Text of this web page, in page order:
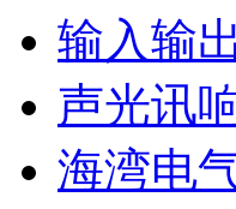
输入输
声光讯
海湾电